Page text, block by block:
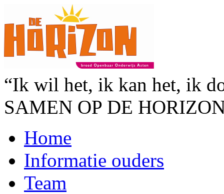
“Ik wil het, ik kan het, ik
SAMEN OP DE
Home
Informatie ouders
Team